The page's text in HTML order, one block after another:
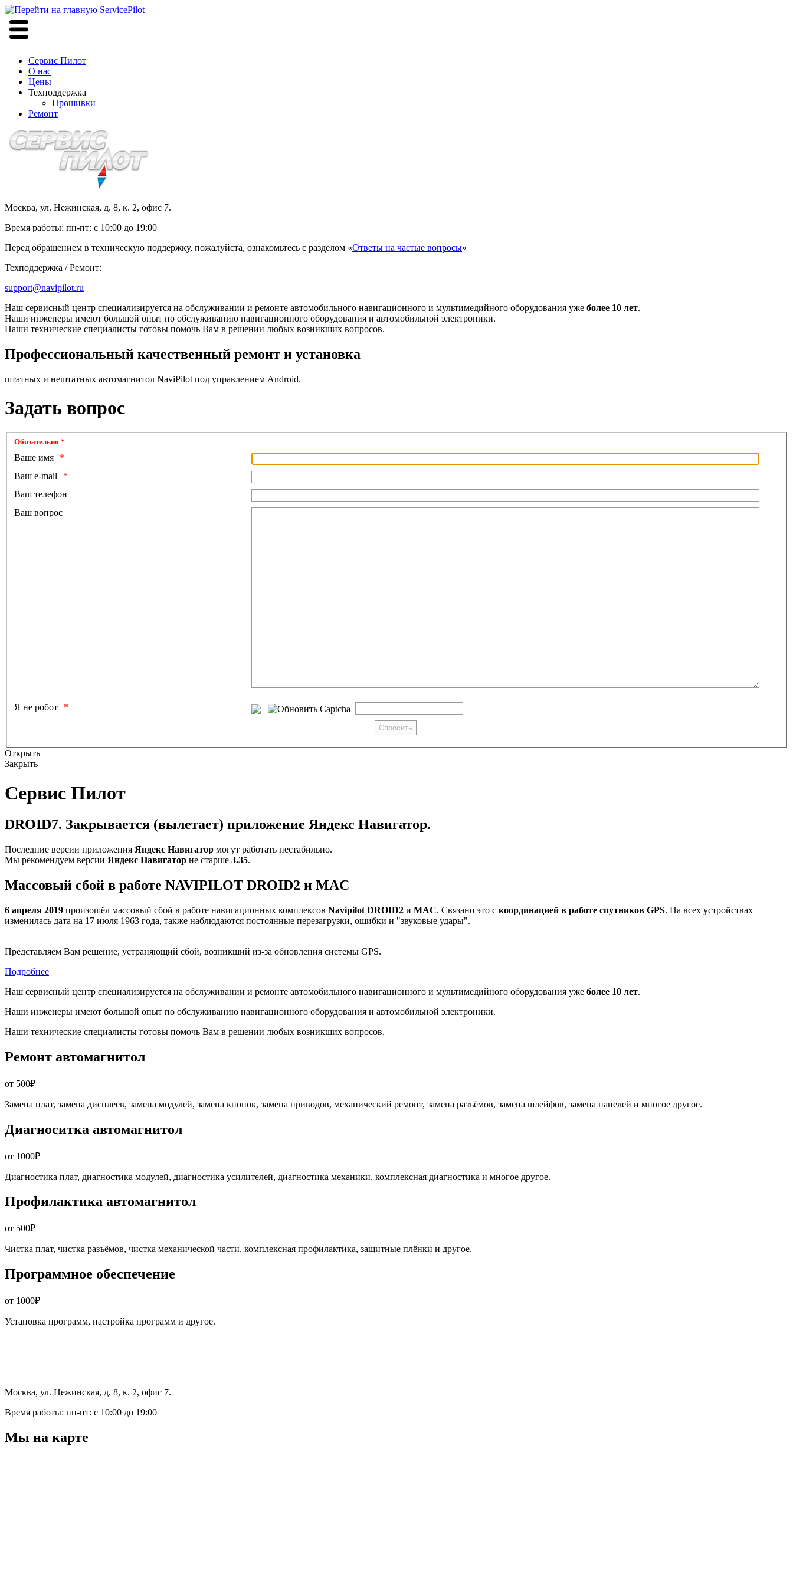
Сервис Пилот
О нас
Цены
Техподдержка
Прошивки
Ремонт
Москва, ул. Нежинская, д. 8, к. 2, офис 7.
Время работы: пн-пт: с 10:00 до 19:00
Перед обращением в техническую поддержку, пожалуйста, ознакомьтесь с разделом «Ответы на частые вопросы»
Техподдержка / Ремонт:
support@navipilot.ru
Наш сервисный центр специализируется на обслуживании и ремонте автомобильного навигационного и мультимедийного оборудования уже более 10 лет.
Наши инженеры имеют большой опыт по обслуживанию навигационного оборудования и автомобильной электроники.
Наши технические специалисты готовы помочь Вам в решении любых возникших вопросов.
Профессиональный качественный ремонт и установка
штатных и нештатных автомагнитол NaviPilot под управлением Android.
Задать вопрос
Обязательно *
Ваше имя
Ваш e-mail
Ваш телефон
Ваш вопрос
Я не робот
Открыть
Закрыть
Сервис Пилот
DROID7. Закрывается (вылетает) приложение Яндекс Навигатор.
Последние версии приложения Яндекс Навигатор могут работать нестабильно.
Мы рекомендуем версии Яндекс Навигатор не старше 3.35.
Массовый сбой в работе NAVIPILOT DROID2 и MAC
6 апреля 2019 произошёл массовый сбой в работе навигационных комплексов Navipilot DROID2 и MAC. Связано это с координацией в работе спутников GPS. На всех устройствах
изменилась дата на 17 июля 1963 года, также наблюдаются постоянные перезагрузки, ошибки и "звуковые удары".
Представляем Вам решение, устраняющий сбой, возникший из-за обновления системы GPS.
Подробнее
Наш сервисный центр специализируется на обслуживании и ремонте автомобильного навигационного и мультимедийного оборудования уже более 10 лет.
Наши инженеры имеют большой опыт по обслуживанию навигационного оборудования и автомобильной электроники.
Наши технические специалисты готовы помочь Вам в решении любых возникших вопросов.
Ремонт автомагнитол
от 500₽
Замена плат, замена дисплеев, замена модулей, замена кнопок, замена приводов, механический ремонт, замена разъёмов, замена шлейфов, замена панелей и многое другое.
Диагноситка автомагнитол
от 1000₽
Диагностика плат, диагностика модулей, диагностика усилителей, диагностика механики, комплексная диагностика и многое другое.
Профилактика автомагнитол
от 500₽
Чистка плат, чистка разъёмов, чистка механической части, комплексная профилактика, защитные плёнки и другое.
Программное обеспечение
от 1000₽
Установка программ, настройка программ и другое.
Москва, ул. Нежинская, д. 8, к. 2, офис 7.
Время работы: пн-пт: с 10:00 до 19:00
Мы на карте